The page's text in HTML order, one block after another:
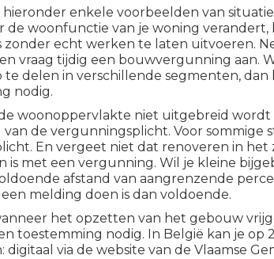
hieronder enkele voorbeelden van
de woonfunctie van je woning
zonder echt werken te laten uitvoeren.
vraag tijdig een bouwvergunning aan.
te delen in verschillende segmenten,
nodig.
woonoppervlakte niet uitgebreid wordt
van de vergunningsplicht. Voor
En vergeet niet dat renoveren in het
is met een vergunning. Wil je kleine
afstand van aangrenzende
melding doen is dan voldoende.
het opzetten van het gebouw
toestemming nodig. In België kan je
digitaal via de website van de Vlaamse